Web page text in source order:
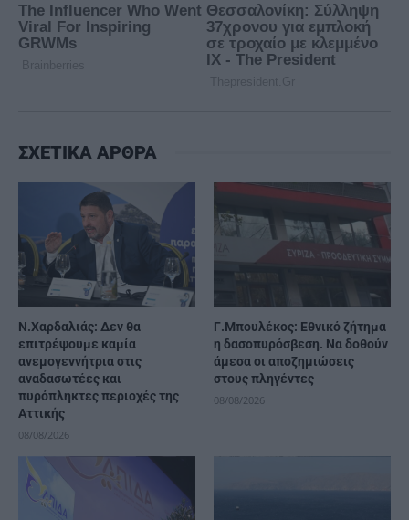
ΣΧΕΤΙΚΑ ΑΡΘΡΑ
Ν.Χαρδαλιάς: Δεν θα
επιτρέψουμε καμία
ανεμογεννήτρια στις
αναδασωτέες και
πυρόπληκτες περιοχές της
Αττικής
08/08/2026
Γ.Μπουλέκος: Εθνικό ζήτημα
η δασοπυρόσβεση. Να δοθούν
άμεσα οι αποζημιώσεις
στους πληγέντες
08/08/2026